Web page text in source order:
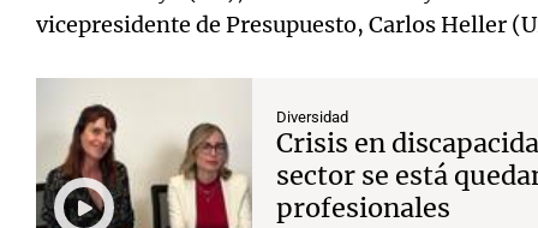
vicepresidente de Presupuesto, Carlos Heller
Diversidad
Crisis en
sector se está
profesionales